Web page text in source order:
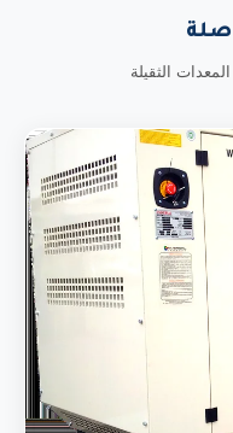
صلة
الثقيلة